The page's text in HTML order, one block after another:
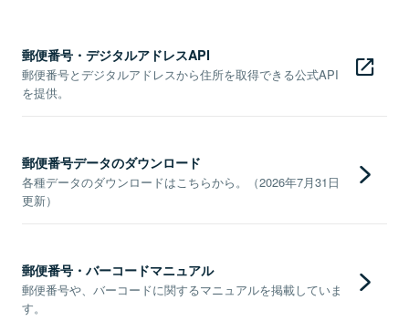
郵便番号・デジタルアドレスAPI
郵便番号とデジタルアドレスから住所を取得できる公式API
を提供。
郵便番号データのダウンロード
各種データのダウンロードはこちらから。（2026年7月31日
更新）
郵便番号・バーコードマニュアル
郵便番号や、バーコードに関するマニュアルを掲載していま
す。